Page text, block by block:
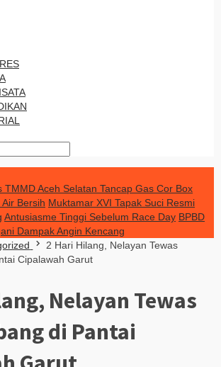
TMMD Aceh Selatan Tancap Gas Cor Box
Bersih Muktamar XVI Tapak Suci Resmi
Antusiasme Tinggi Sebelum Race Day BPBD
Dampak Angin Kencang
2 Hari Hilang, Nelayan Tewas
Cipalawah Garut
Nelayan Tewas
di Pantai